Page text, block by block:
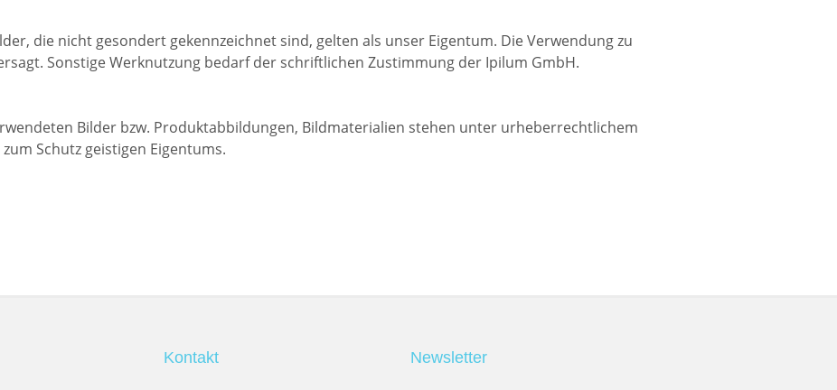
die nicht gesondert gekennzeichnet sind, gelten als unser Eigentum. Die Verwendung zu
Sonstige Werknutzung bedarf der schriftlichen Zustimmung der Ipilum GmbH.
Bilder bzw. Produktabbildungen, Bildmaterialien stehen unter urheberrechtlichem
Schutz geistigen Eigentums.
Kontakt Newsletter